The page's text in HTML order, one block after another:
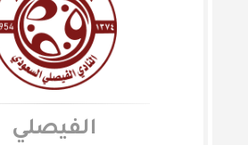
الفيصلي